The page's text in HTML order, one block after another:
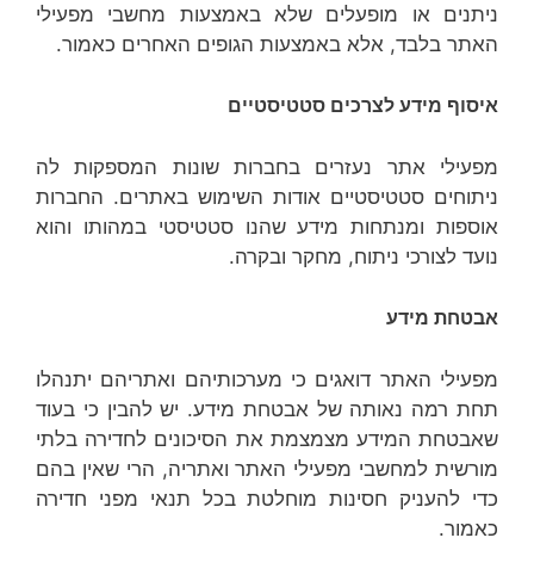
ניתנים או מופעלים שלא באמצעות מחשבי מפעילי
האתר בלבד, אלא באמצעות הגופים האחרים כאמור.
איסוף מידע לצרכים סטטיסטיים
מפעילי אתר נעזרים בחברות שונות המספקות לה
ניתוחים סטטיסטיים אודות השימוש באתרים. החברות
אוספות ומנתחות מידע שהנו סטטיסטי במהותו והוא
נועד לצורכי ניתוח, מחקר ובקרה.
אבטחת מידע
מפעילי האתר דואגים כי מערכותיהם ואתריהם יתנהלו
תחת רמה נאותה של אבטחת מידע. יש להבין כי בעוד
שאבטחת המידע מצמצמת את הסיכונים לחדירה בלתי
מורשית למחשבי מפעילי האתר ואתריה, הרי שאין בהם
כדי להעניק חסינות מוחלטת בכל תנאי מפני חדירה
כאמור.